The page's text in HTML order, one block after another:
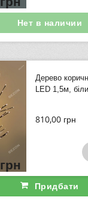
Нет в наличии
Дерево
LED 1,5м,
810,00 грн
грн
Придбати